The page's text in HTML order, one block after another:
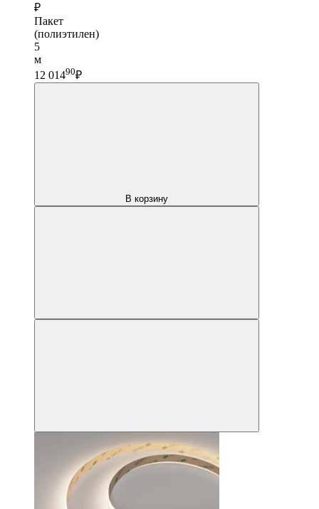
₽
Пакет
(полиэтилен)
5
м
12 01490₽
В корзину